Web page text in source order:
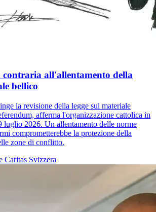
contraria all'allentamento della
bellico
la revisione della legge sul materiale
afferma l'organizzazione cattolica in
luglio 2026. Un allentamento delle norme
comprometterebbe la protezione della
zone di conflitto.
Caritas Svizzera